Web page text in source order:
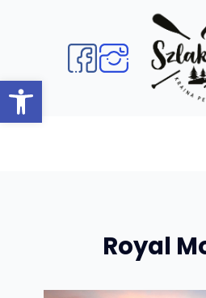
Open toolbar
Royal